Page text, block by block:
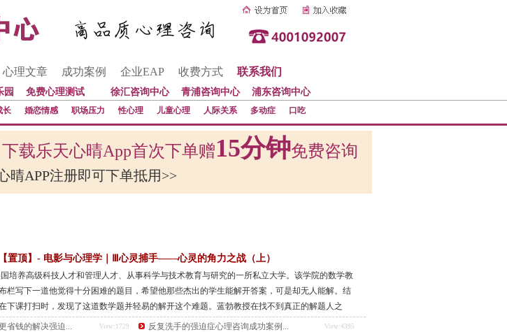
心理文章 成功案例 企业EAP 收费方式 联系我们
园 免费心理测试 徐汇咨询中心 青浦咨询中心 浦东咨询中心
长 婚恋情感 职场压力 性心理 儿童心理 人际关系 多动症 口吃
载乐天心晴App首次下单赠15分钟免费咨询
晴APP注册即可下单抵用>>
【置顶】- 电影与心理学｜Ⅲ心灵捕手——心灵的角力之战（上）
培养高级科技人才和管理人才、从事科学与技术教育与研究的一所私立大学。该学院的数学教
栏写下一道他觉得十分困难的题目，希望他那些杰出的学生能解开答案，可是却无人能解。结
下课打扫时，发现了这道数学题并轻易的解开这个难题。蓝勃教授在找不到真正的解题人之
题目，要找出这个数学天才。View:1729
省钱的解决强迫... View:4395
反复洗手的强迫症心理咨询成功案例...